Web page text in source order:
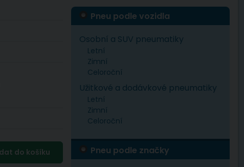
Pneu podle vozidla
Osobní a SUV pneumatiky
Letní
Zimní
Celoroční
Užitkové a dodávkové pneumatiky
Letní
Zimní
Celoroční
Pneu podle značky